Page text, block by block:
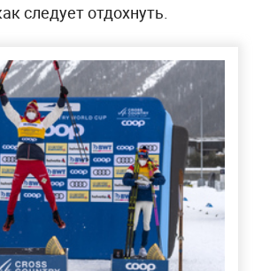
следует отдохнуть.